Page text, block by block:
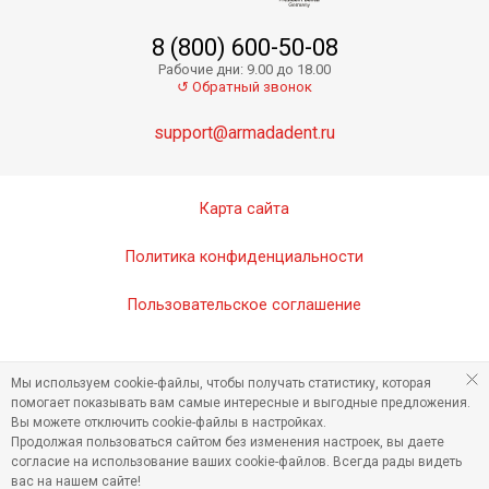
Zenit Refill A2O - нанокерамический композит
8 (800) 600-50-08
Рабочие дни: 9.00 до 18.00
↺ Обратный звонок
support@armadadent.ru
Карта сайта
Политика конфиденциальности
Пользовательское соглашение
Мы используем cookie-файлы, чтобы получать статистику, которая
помогает показывать вам самые интересные и выгодные предложения.
Вы можете отключить cookie-файлы в настройках.
Продолжая пользоваться сайтом без изменения настроек, вы даете
согласие на использование ваших cookie-файлов. Всегда рады видеть
вас на нашем сайте!